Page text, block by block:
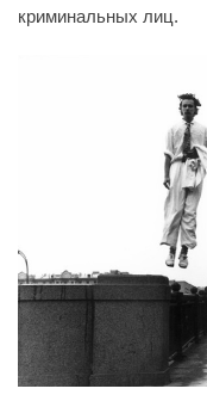
криминальных лиц.